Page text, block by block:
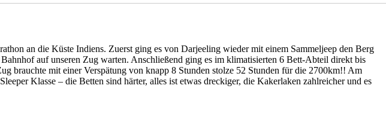
an die Küste Indiens. Zuerst ging es von Darjeeling wieder mit einem Sammeljeep den Berg
auf unseren Zug warten. Anschließend ging es im klimatisierten 6 Bett-Abteil direkt bis
brauchte mit einer Verspätung von knapp 8 Stunden stolze 52 Stunden für die 2700km!! Am
Klasse – die Betten sind härter, alles ist etwas dreckiger, die Kakerlaken zahlreicher und es